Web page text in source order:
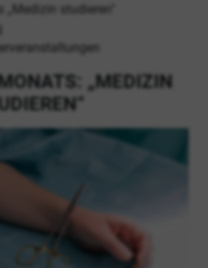
„Medizin studieren"
„MEDIZIN